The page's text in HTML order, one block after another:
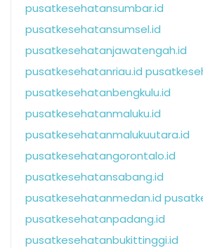
pusatkesehatansumbar.id
pusatkesehatansumsel.id
pusatkesehatanjawatengah.id
pusatkesehatanriau.id
pusatkesehatanbengkulu.id
pusatkesehatanmaluku.id
pusatkesehatanmalukuutara.id
pusatkesehatangorontalo.id
pusatkesehatansabang.id
pusatkesehatanmedan.id
pusatkesehatanpadang.id
pusatkesehatanbukittinggi.id